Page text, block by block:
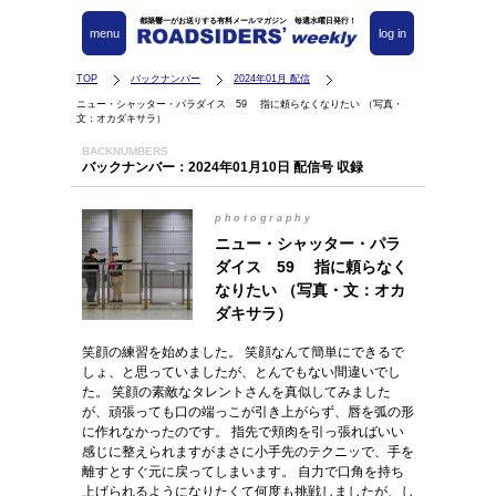
都築響一がお送りする有料メールマガジン 毎週水曜日発行！
log in
menu
TOP バックナンバー 2024年01月 配信
ニュー・シャッター・パラダイス 59 指に頼らなくなりたい （写真・
文：オカダキサラ）
BACKNUMBERS
バックナンバー：2024年01月10日 配信号 収録
photography
ニュー・シャッター・パラ
ダイス 59 指に頼らなく
なりたい （写真・文：オカ
ダキサラ）
笑顔の練習を始めました。 笑顔なんて簡単にできるで
しょ、と思っていましたが、とんでもない間違いでし
た。 笑顔の素敵なタレントさんを真似してみました
が、頑張っても口の端っこが引き上がらず、唇を弧の形
に作れなかったのです。 指先で頬肉を引っ張ればいい
感じに整えられますがまさに小手先のテクニッで、手を
離すとすぐ元に戻ってしまいます。 自力で口角を持ち
上げられるようになりたくて何度も挑戦しましたが、し